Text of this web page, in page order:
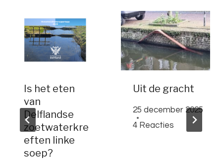
Is het eten
van
Delflandse
zoetwaterkre
eften linke
soep?
Uit de gracht
25 december 2025
4 Reacties